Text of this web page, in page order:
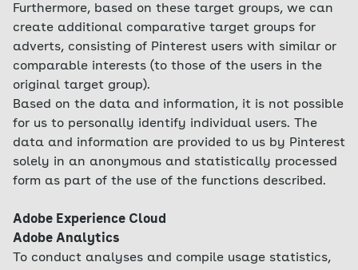
Furthermore, based on these target groups, we can
create additional comparative target groups for
adverts, consisting of Pinterest users with similar or
comparable interests (to those of the users in the
original target group).
Based on the data and information, it is not possible
for us to personally identify individual users. The
data and information are provided to us by Pinterest
solely in an anonymous and statistically processed
form as part of the use of the functions described.
Adobe Experience Cloud
Adobe Analytics
To conduct analyses and compile usage statistics,